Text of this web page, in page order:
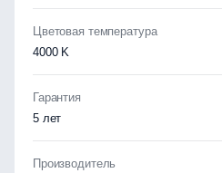
Цветовая температура
4000 K
Гарантия
5 лет
Производитель